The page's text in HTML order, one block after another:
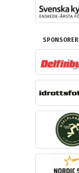
SPONSORER